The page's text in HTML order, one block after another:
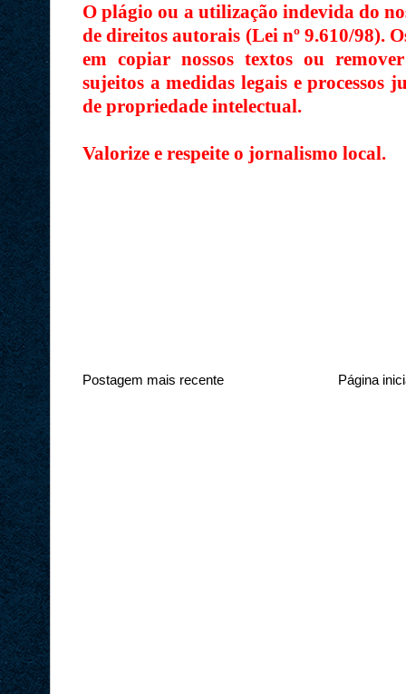
O plágio ou a utilização indevida do
de direitos autorais (Lei nº 9.610/98).
em copiar nossos textos ou
sujeitos a medidas legais e processos
de propriedade intelectual.
Valorize e respeite o jornalismo local.
Postagem mais recente Página